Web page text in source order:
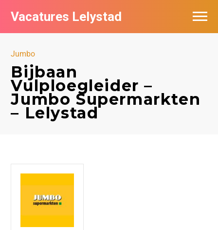
Vacatures Lelystad
Jumbo
Bijbaan
Vulploegleider –
Jumbo Supermarkten
– Lelystad
Vacatures per bedrijf in Lelystad
Nieuwsbrief feed